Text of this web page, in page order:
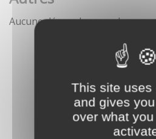
This site uses
and gives
over what
Aucune démarche pour le